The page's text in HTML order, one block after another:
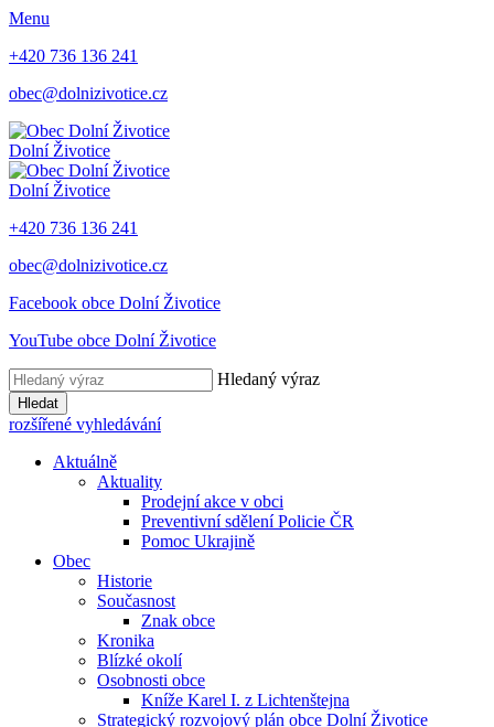
Menu
+420 736 136 241
obec@dolnizivotice.cz
Dolní Životice
Dolní Životice
+420 736 136 241
obec@dolnizivotice.cz
Facebook obce Dolní Životice
YouTube obce Dolní Životice
Hledaný výraz
Hledat
rozšířené vyhledávání
Aktuálně
Aktuality
Prodejní akce v obci
Preventivní sdělení Policie ČR
Pomoc Ukrajině
Obec
Historie
Současnost
Znak obce
Kronika
Blízké okolí
Osobnosti obce
Kníže Karel I. z Lichtenštejna
Strategický rozvojový plán obce Dolní Životice